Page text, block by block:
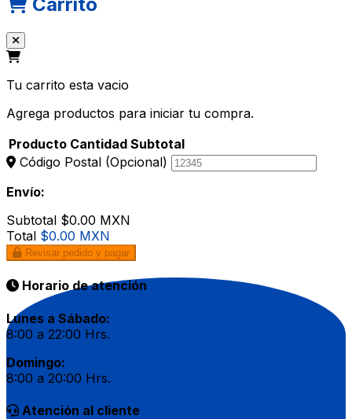
Tu carrito esta vacio
Agrega productos para iniciar tu compra.
Producto Cantidad Subtotal
Código Postal (Opcional)
Envío:
Subtotal $0.00 MXN
Total $0.00 MXN
Revisar pedido y pagar
Horario de atención
Lunes a Sábado:
8:00 a 22:00 Hrs.
Domingo:
8:00 a 20:00 Hrs.
Atención al cliente